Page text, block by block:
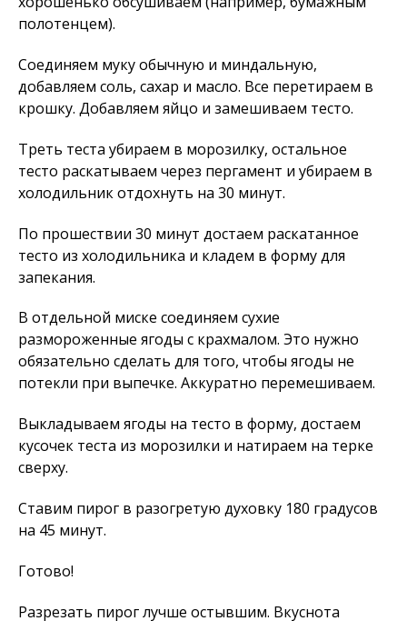
полотенцем).
Соединяем муку обычную и миндальную,
добавляем соль, сахар и масло. Все перетираем в
крошку. Добавляем яйцо и замешиваем тесто.
Треть теста убираем в морозилку, остальное
тесто раскатываем через пергамент и убираем в
холодильник отдохнуть на 30 минут.
По прошествии 30 минут достаем раскатанное
тесто из холодильника и кладем в форму для
запекания.
В отдельной миске соединяем сухие
размороженные ягоды с крахмалом. Это нужно
обязательно сделать для того, чтобы ягоды не
потекли при выпечке. Аккуратно перемешиваем.
Выкладываем ягоды на тесто в форму, достаем
кусочек теста из морозилки и натираем на терке
сверху.
Ставим пирог в разогретую духовку 180 градусов
на 45 минут.
Готово!
Разрезать пирог лучше остывшим. Вкуснота